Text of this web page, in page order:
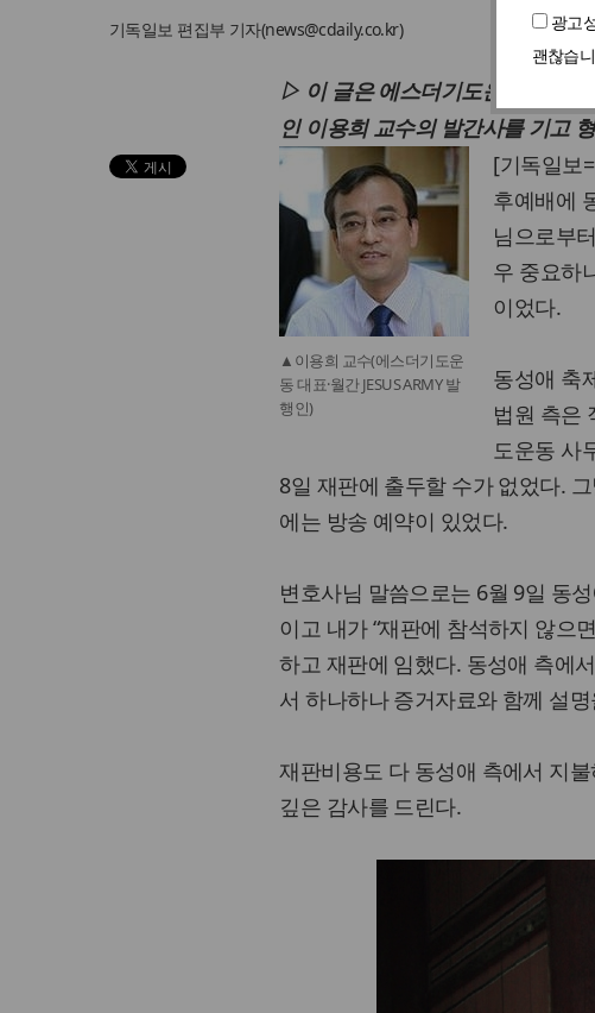
광고
괜찮습
기독일보 편집부 기자(news@cdaily.co.kr)
▷ 이 글은 에스더기도운동이 발행
인 이용희 교수의 발간사를 기고
▲이용희 교수(에스더기도운
동 대표·월간 JESUS ARMY 발
행인)
[기독일보
후예배에
님으로부
우 중요하
이었다.
동성애 축
법원 측은
도운동 사
8일 재판에 출두할 수가 없었다.
에는 방송 예약이 있었다.
변호사님 말씀으로는 6월 9일 동
이고 내가 “재판에 참석하지 않으
하고 재판에 임했다. 동성애 측에
서 하나하나 증거자료와 함께 설
재판비용도 다 동성애 측에서 지
깊은 감사를 드린다.